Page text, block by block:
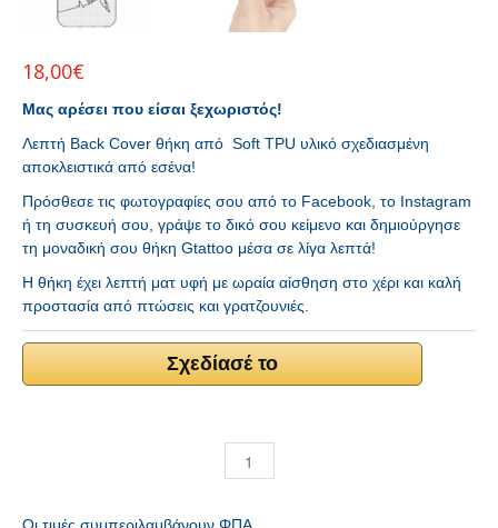
18,00€
Μας αρέσει που είσαι ξεχωριστός!
Λεπτή Back Cover θήκη από Soft TPU υλικό σχεδιασμένη
αποκλειστικά από εσένα!
Πρόσθεσε τις φωτογραφίες σου από το Facebook, το Instagram
ή τη συσκευή σου, γράψε το δικό σου κείμενο και δημιούργησε
τη μοναδική σου θήκη Gtattoo μέσα σε λίγα λεπτά!
Η θήκη έχει λεπτή ματ υφή με ωραία αίσθηση στο χέρι και καλή
προστασία από πτώσεις και γρατζουνιές.
Σχεδίασέ το